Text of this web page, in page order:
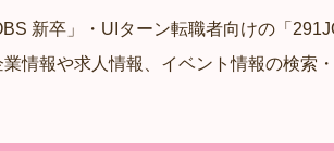
新卒」・UIターン転職者向けの「
情報や求人情報、イベント情報の検索